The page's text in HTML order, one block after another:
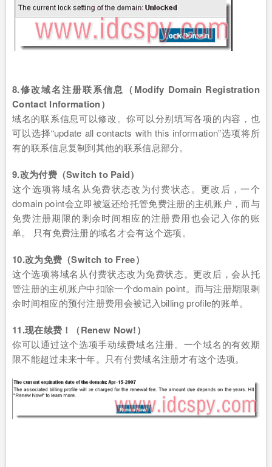
8.修改域名注册联系信息（Modify Domain Registration
Contact Information）
域名的联系信息可以修改。你可以分别填写各项的内容，也
可以选择“update all contacts with this information”选项将所
有的联系信息复制到其他的联系信息部分。
9.改为付费（Switch to Paid）
这个选项将域名从免费状态改为付费状态。更改后，一个
domain point会立即被返还给托管免费注册的主机账户，而与
免费注册期限的剩余时间相应的注册费用也会记入你的账
单。 只有免费注册的域名才会有这个选项。
10.改为免费（Switch to Free）
这个选项将域名从付费状态改为免费状态。更改后，会从托
管注册的主机账户中扣除一个domain point。而与注册期限剩
余时间相应的预付注册费用会被记入billing profile的账单。
11.现在续费！（Renew Now!）
你可以通过这个选项手动续费域名注册。一个域名的有效期
限不能超过未来十年。只有付费域名注册才有这个选项。